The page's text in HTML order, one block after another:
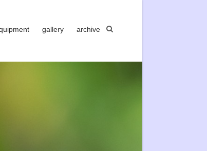
gallery archive